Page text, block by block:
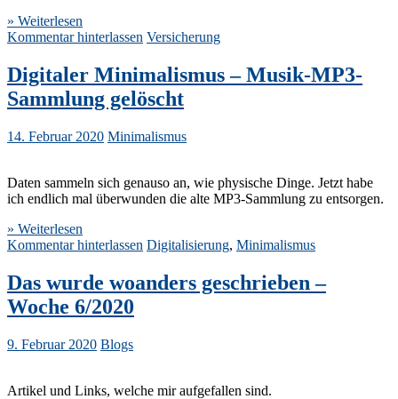
» Weiterlesen
Kommentar hinterlassen Versicherung
Digitaler Minimalismus – Musik-MP3-
Sammlung gelöscht
14. Februar 2020 Minimalismus
Daten sammeln sich genauso an, wie physische Dinge. Jetzt habe
ich endlich mal überwunden die alte MP3-Sammlung zu entsorgen.
» Weiterlesen
Kommentar hinterlassen Digitalisierung, Minimalismus
Das wurde woanders geschrieben –
Woche 6/2020
9. Februar 2020 Blogs
Artikel und Links, welche mir aufgefallen sind.